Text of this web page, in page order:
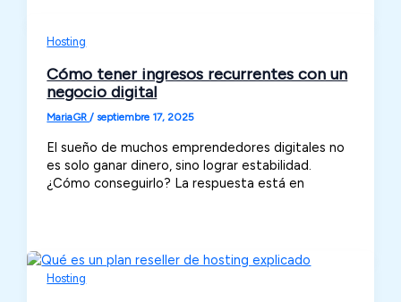
Hosting
Cómo tener ingresos recurrentes con un
negocio digital
MariaGR/septiembre 17, 2025
El sueño de muchos emprendedores digitales no
es solo ganar dinero, sino lograr estabilidad.
¿Cómo conseguirlo? La respuesta está en
Hosting